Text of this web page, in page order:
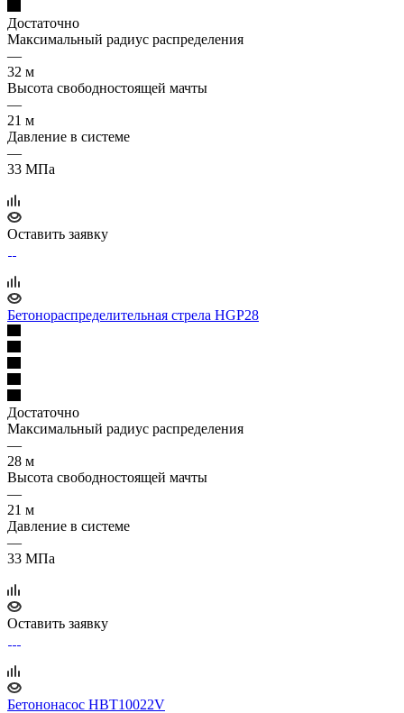
Достаточно
Максимальный радиус распределения
—
32 м
Высота свободностоящей мачты
—
21 м
Давление в системе
—
33 МПа
Оставить заявку
Бетонораспределительная стрела HGP28
Достаточно
Максимальный радиус распределения
—
28 м
Высота свободностоящей мачты
—
21 м
Давление в системе
—
33 МПа
Оставить заявку
Бетононасос НВТ10022V